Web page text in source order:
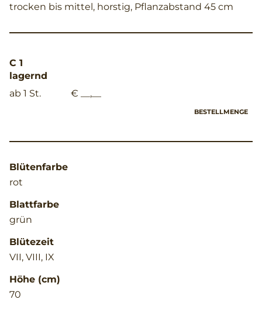
trocken bis mittel, horstig, Pflanzabstand 45 cm
C 1
lagernd
ab 1 St.
€ __,__
BESTELLMENGE
Blütenfarbe
rot
Blattfarbe
grün
Blütezeit
VII, VIII, IX
Höhe (cm)
70